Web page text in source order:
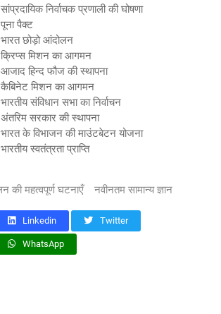
निर्वाचक प्रणाली की घोषणा
पैक्ट
आंदोलन
मिशन का आगमन
फौज की स्थापना
मिशन का आगमन
सभा का निर्वाचन
की स्थापना
की माउंटबेटन योजना
प्राप्ति
की महत्वपूर्ण घटनाएँ नवीनतम सामान्य ज्ञान
Linkedin Twitter
WhatsApp